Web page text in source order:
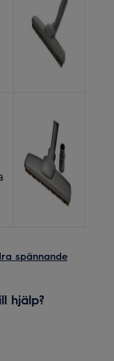
spännande
hjälp?